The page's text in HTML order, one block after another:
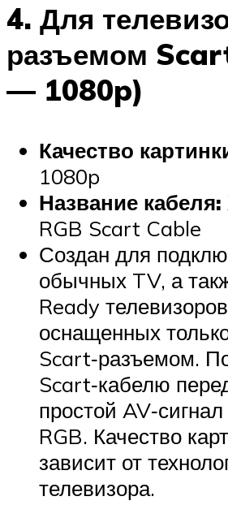
4. Для
разъемом
— 1080p)
Качество
1080p
Название кабеля:
RGB Scart Cable
Создан для
обычных TV, а
Ready
оснащенных
Scart‑разъемом.
Scart‑кабелю
простой
RGB. Качество
зависит от
телевизора.